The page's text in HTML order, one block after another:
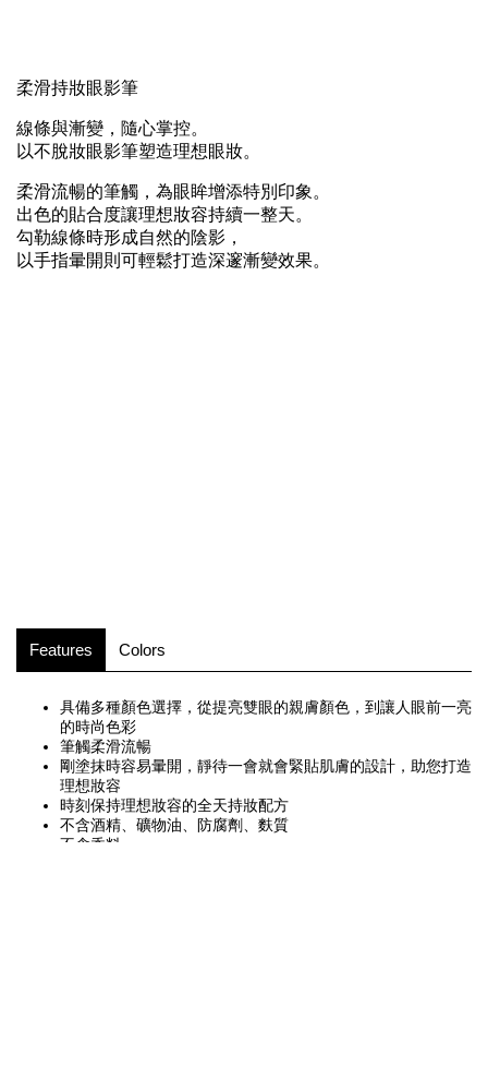
柔滑持妝眼影筆
線條與漸變，隨心掌控。
以不脫妝眼影筆塑造理想眼妝。
柔滑流暢的筆觸，為眼眸增添特別印象。
出色的貼合度讓理想妝容持續一整天。
勾勒線條時形成自然的陰影，
以手指暈開則可輕鬆打造深邃漸變效果。
Features Colors
具備多種顏色選擇，從提亮雙眼的親膚顏色，到讓人眼前一亮
的時尚色彩
筆觸柔滑流暢
剛塗抹時容易暈開，靜待一會就會緊貼肌膚的設計，助您打造
理想妝容
時刻保持理想妝容的全天持妝配方
不含酒精、礦物油、防腐劑、麩質
不含香料